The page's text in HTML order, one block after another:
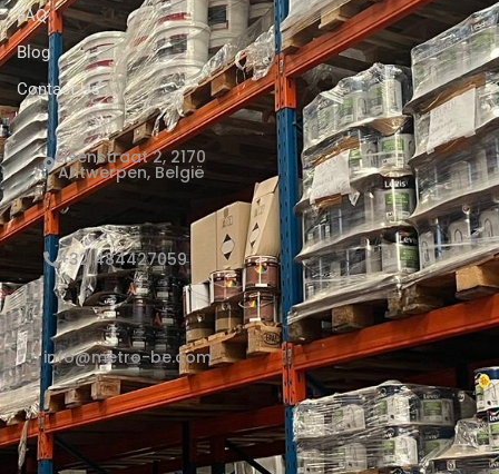
FAQ
Blog
Contact Us
Elsenstraat 2, 2170
Antwerpen, België
+32 484427059
info@metro-be.com